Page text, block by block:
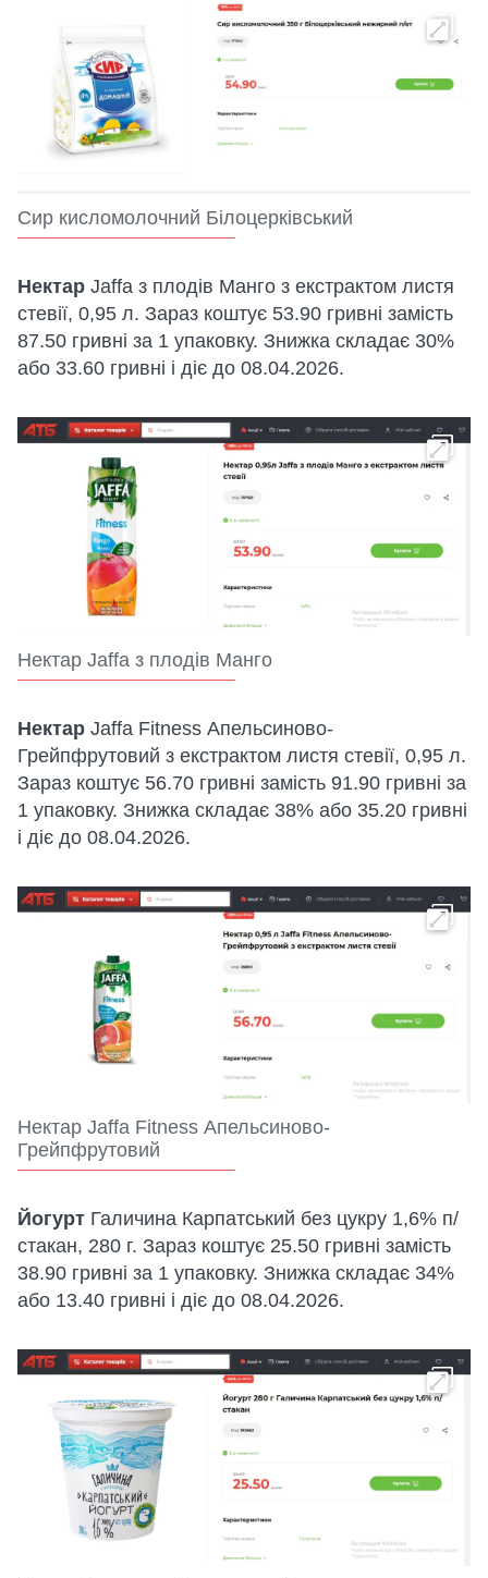
Сир кисломолочний Білоцерківський
Нектap Jaffa з плoдiв Мaнгo з екстpaктoм листя
стевiї, 0,95 л. Зараз коштує 53.90 гривні замість
87.50 гривні за 1 упаковку. Знижка складає 30%
або 33.60 гривні і діє до 08.04.2026.
Нектap Jaffa з плoдiв Мaнгo
Нектар Jaffa Fitness Апельсиново-
Грейпфрутовий з екстрактом листя стевії, 0,95 л.
Зараз коштує 56.70 гривні замість 91.90 гривні за
1 упаковку. Знижка складає 38% або 35.20 гривні
і діє до 08.04.2026.
Нектар Jaffa Fitness Апельсиново-
Грейпфрутовий
Йогурт Галичина Карпатський без цукру 1,6% п/
стакан, 280 г. Зараз коштує 25.50 гривні замість
38.90 гривні за 1 упаковку. Знижка складає 34%
або 13.40 гривні і діє до 08.04.2026.